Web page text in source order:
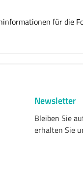
für die
Newsletter
Bleiben Sie
erhalten Sie